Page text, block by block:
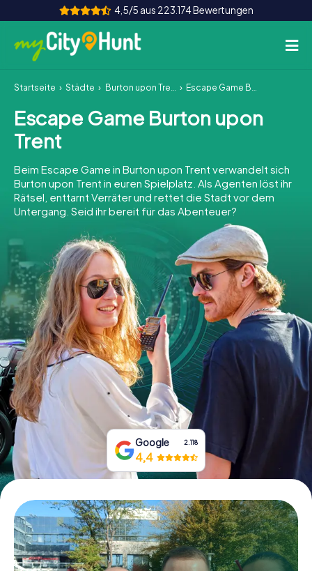
4,5/5 aus 223.174 Bewertungen
So funktioniert's
Städte
Teamevent
Tickets
INT AT CH
DE
ES
FR UK
IE
IT
NL
Tickets buchen
Gutscheine bestellen
Startseite Städte Burton upon Trent Escape Game Burton upon Trent
Escape Game Burton upon
Trent
Beim Escape Game in Burton upon Trent verwandelt sich
Burton upon Trent in euren Spielplatz. Als Agenten löst ihr
Rätsel, enttarnt Verräter und rettet die Stadt vor dem
Untergang. Seid ihr bereit für das Abenteuer?
Google 2.118
4,4